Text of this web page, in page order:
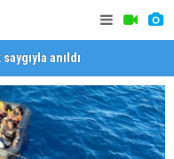
anıldı